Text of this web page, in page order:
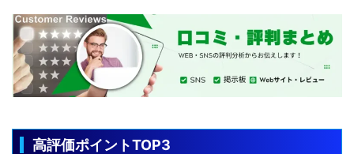
高評価ポイントTOP3